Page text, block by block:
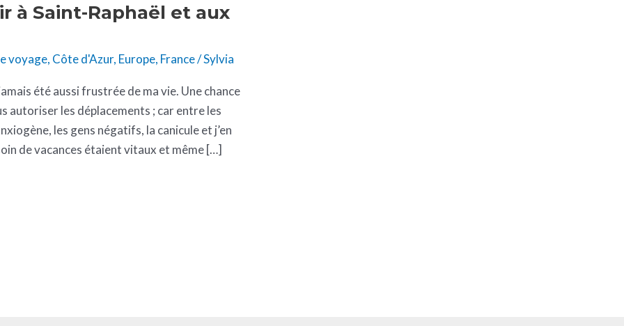
à Saint-Raphaël et aux
voyage, Côte d'Azur, Europe, France/Sylvia
été aussi frustrée de ma vie. Une chance
autoriser les déplacements ; car entre les
les gens négatifs, la canicule et j’en
de vacances étaient vitaux et même […]